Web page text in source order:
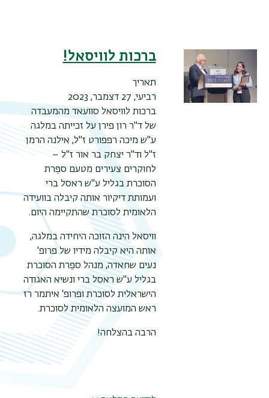
ברכות לוויסאל!
תאריך
רביעי, 27 דצמבר, 2023
ברכות לוויסאל סוועאד מהמעבדה
של ד"ר רון פירן על זכייתה במלגה
ע"ש מיכה רפפורט ז"ל, אילנה הרמן
ז"ל וד"ר יצחק בר אור ז"ל –
לחוקרים צעירים מטעם ספֵרת
הסוכרת בגליל ע"ש ראסל ברי
ועמותת דיקיור אותה קיבלה בוועידה
הלאומית לסוכרת שהתקיימה היום.
וויסאל הינה הזוכה היחידה במלגה,
אותה היא קיבלה מידיו של פרופ'
נעים שחאדה, מנהל ספֵרת הסוכרת
בגליל ע"ש ראסל ברי ונשיא האגודה
הישראלית לסוכרת ופרופ' איתמר רז
ראש המועצה הלאומית לסוכרת.
הרבה בהצלחה!